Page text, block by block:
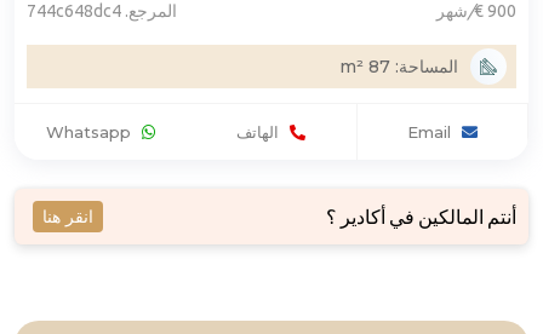
900 €
/شهر المرجع. 744c648dc4
المساحة: 87 m²
الهاتف
أنتم المالكين في أكادير ؟ انقر هنا